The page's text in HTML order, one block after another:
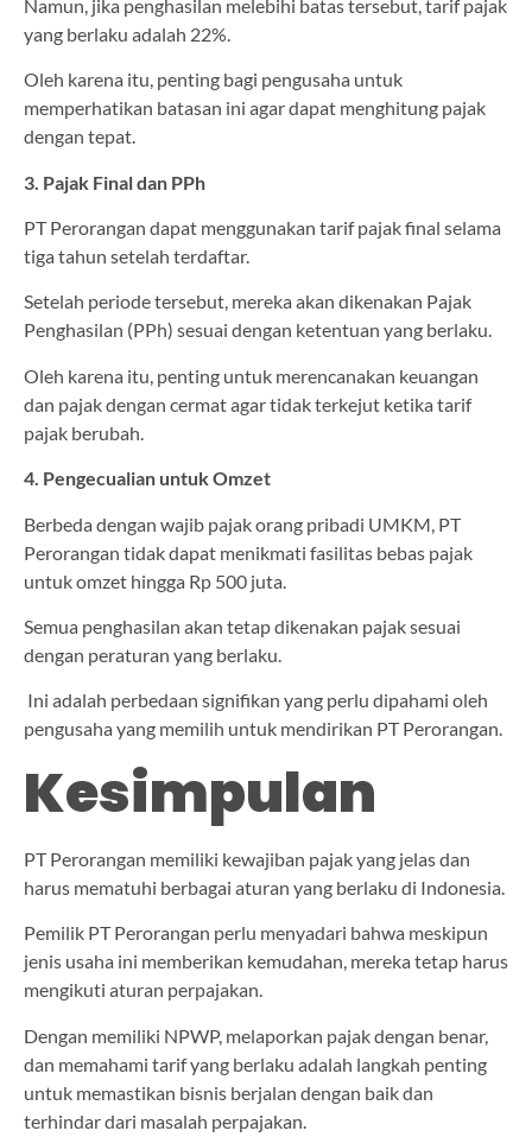
Namun, jika penghasilan melebihi batas tersebut, tarif pajak
yang berlaku adalah 22%.
Oleh karena itu, penting bagi pengusaha untuk
memperhatikan batasan ini agar dapat menghitung pajak
dengan tepat.
3. Pajak Final dan PPh
PT Perorangan dapat menggunakan tarif pajak final selama
tiga tahun setelah terdaftar.
Setelah periode tersebut, mereka akan dikenakan Pajak
Penghasilan (PPh) sesuai dengan ketentuan yang berlaku.
Oleh karena itu, penting untuk merencanakan keuangan
dan pajak dengan cermat agar tidak terkejut ketika tarif
pajak berubah.
4. Pengecualian untuk Omzet
Berbeda dengan wajib pajak orang pribadi UMKM, PT
Perorangan tidak dapat menikmati fasilitas bebas pajak
untuk omzet hingga Rp 500 juta.
Semua penghasilan akan tetap dikenakan pajak sesuai
dengan peraturan yang berlaku.
Ini adalah perbedaan signifikan yang perlu dipahami oleh
pengusaha yang memilih untuk mendirikan PT Perorangan.
Kesimpulan
PT Perorangan memiliki kewajiban pajak yang jelas dan
harus mematuhi berbagai aturan yang berlaku di Indonesia.
Pemilik PT Perorangan perlu menyadari bahwa meskipun
jenis usaha ini memberikan kemudahan, mereka tetap harus
mengikuti aturan perpajakan.
Dengan memiliki NPWP, melaporkan pajak dengan benar,
dan memahami tarif yang berlaku adalah langkah penting
untuk memastikan bisnis berjalan dengan baik dan
terhindar dari masalah perpajakan.